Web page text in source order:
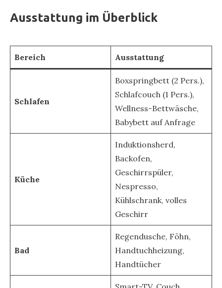
* Regendusche plus Handbrause
* Toilette
* Handtücher
* Heizkörper mit Handtuchtrockner
* Beleuchteter Spiegel
Ausstattung im Überblick
Bereich Ausstattung
Schlafen
Boxspringbett (2 Pers.),
Schlafcouch (1 Pers.),
Wellness-Bettwäsche,
Babybett auf Anfrage
Küche
Induktionsherd,
Backofen,
Geschirrspüler,
Nespresso,
Kühlschrank, volles
Geschirr
Bad
Regendusche, Föhn,
Handtuchheizung,
Handtücher